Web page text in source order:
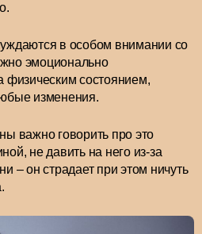
в особом внимании со
эмоционально
физическим состоянием,
изменения.
важно говорить про это
не давить на него из-за
– он страдает при этом ничуть